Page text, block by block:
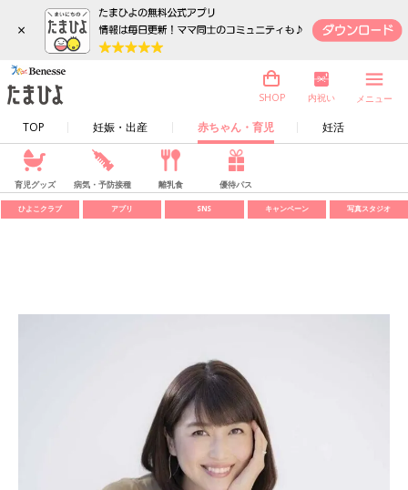
×
TOP 妊娠・出産 赤ちゃん・育児 妊活
SHOP 内祝い メニュー
育児グッズ 病気・予防接種 離乳食 優待パス
ひよこクラブ アプリ SNS キャンペーン 写真スタジオ